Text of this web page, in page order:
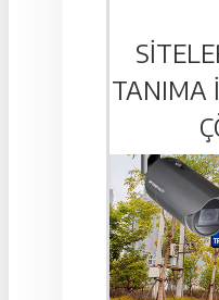
TANIMA